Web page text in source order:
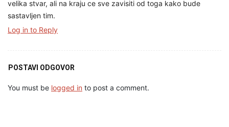
velika stvar, ali na kraju ce sve zavisiti od toga kako bude
sastavljen tim.
Log in to Reply
POSTAVI ODGOVOR
You must be logged in to post a comment.